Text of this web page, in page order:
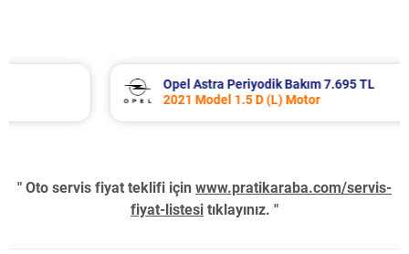
Opel Astra Periyodik Bakım 7.695 TL
2021 Model 1.5 D (L) Motor
" Oto servis fiyat teklifi için www.pratikaraba.com/servis-
fiyat-listesi tıklayınız. "